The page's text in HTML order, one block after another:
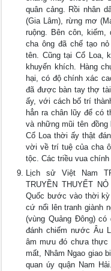
quân cảng. Rồi nhân
(Gia Lâm), rừng mơ
ruộng. Bên côn,
cha ông đã chế tạo
tên. Cũng tại Cổ Loa,
khuyến khích. Hàng
hại, có độ chính xác
đã được bàn tay thợ
ấy, với cách bố trí
hẳn ra chân lũy để có
và những mũi tên
Cổ Loa thời ấy thật
vời về trí tuệ của cha
tộc. Các triều vua
Lịch sử Việt Nam
TRUYỀN THUYẾT
Quốc bước vào thời
cứ nổi lên tranh giành
(vùng Quảng Đông) có
đánh chiếm nước Âu
âm mưu đó chưa thực
mất, Nhâm Ngao giao
quan úy quận Nam